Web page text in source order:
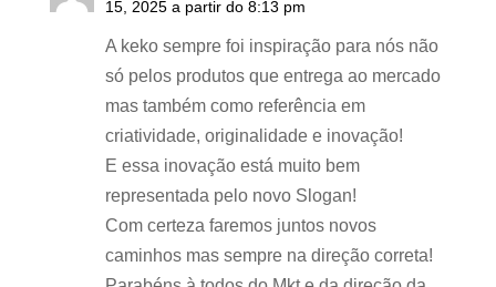
15, 2025 a partir do 8:13 pm
A keko sempre foi inspiração para nós não
só pelos produtos que entrega ao mercado
mas também como referência em
criatividade, originalidade e inovação!
E essa inovação está muito bem
representada pelo novo Slogan!
Com certeza faremos juntos novos
caminhos mas sempre na direção correta!